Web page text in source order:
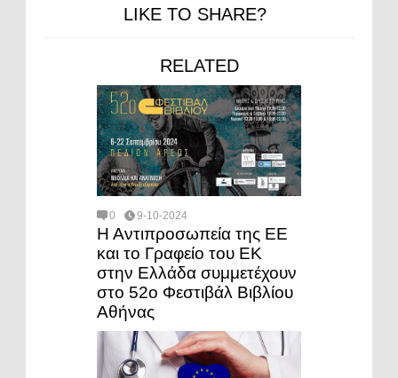
LIKE TO SHARE?
RELATED
0 9-10-2024
Η Αντιπροσωπεία της ΕΕ
και το Γραφείο του ΕΚ
στην Ελλάδα συμμετέχουν
στο 52ο Φεστιβάλ Βιβλίου
Αθήνας